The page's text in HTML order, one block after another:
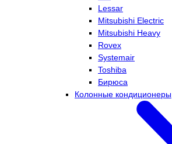
Lessar
Mitsubishi Electric
Mitsubishi Heavy
Rovex
Systemair
Toshiba
Бирюса
Колонные кондиционеры